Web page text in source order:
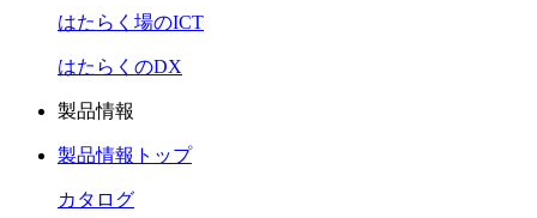
はたらく場のICT
はたらくのDX
製品情報
製品情報トップ
カタログ